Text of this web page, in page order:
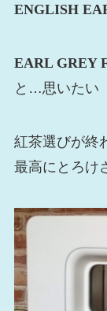
ENGLISH
EARL GREY
と…思いたい
紅茶選びが終
最高にとろけ